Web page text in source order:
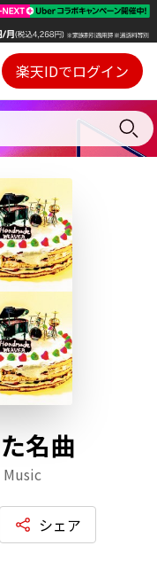
Webプレイヤー
契約内容の確認・変更
楽天IDでログイン
名曲
シェア